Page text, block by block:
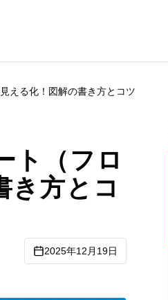
える化！図解の書き方とコツ
ト（フロ
き方とコ
2025年12月19日